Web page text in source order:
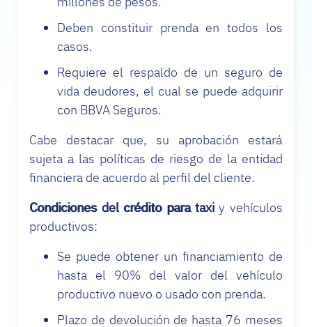
Deben constituir prenda en todos los
casos.
Requiere el respaldo de un seguro de
vida deudores, el cual se puede adquirir
con BBVA Seguros.
Cabe destacar que, su aprobación estará
sujeta a las políticas de riesgo de la entidad
financiera de acuerdo al perfil del cliente.
Condiciones del crédito para taxiy vehículos
productivos:
Se puede obtener un financiamiento de
hasta el 90% del valor del vehículo
productivo nuevo o usado con prenda.
Plazo de devolución de hasta 76 meses